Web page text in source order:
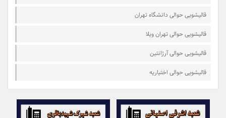
قالیشویی حوالی دانشگاه تهران
قالیشویی حوالی تهران ویلا
قالیشویی حوالی آرژانتین
قالیشویی حوالی اختیاریه